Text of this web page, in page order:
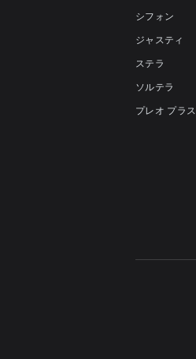
シフォン
ジャスティ
ステラ
ソルテラ
プレオ プラス